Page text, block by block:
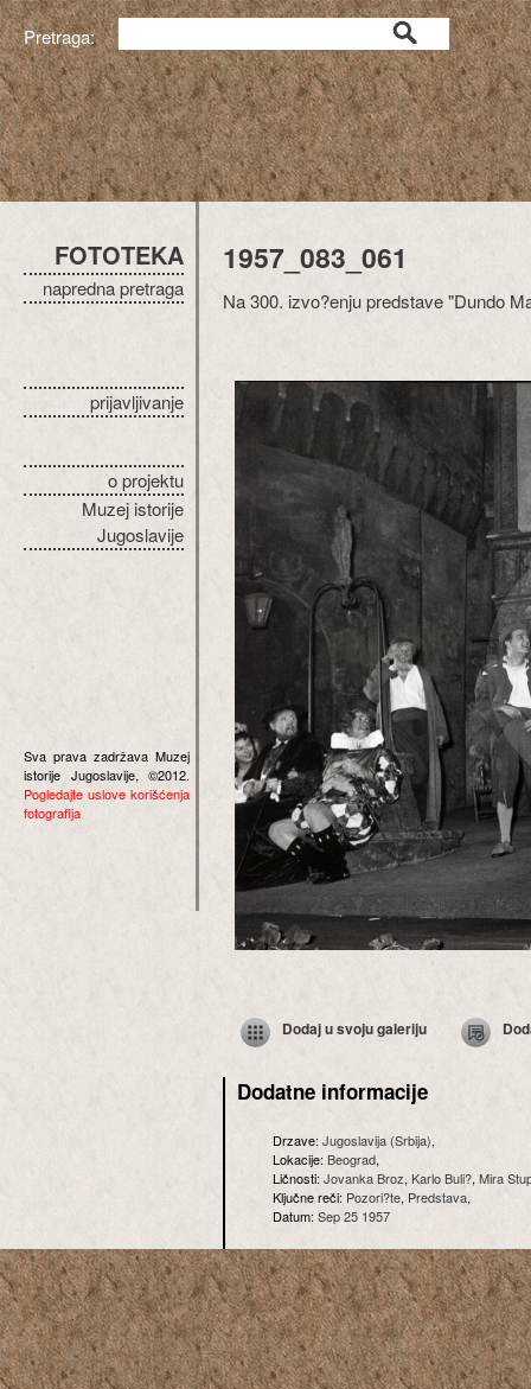
Pretraga:
FOTOTEKA
napredna pretraga
prijavljivanje
o projektu
Muzej istorije
Jugoslavije
Sva prava zadržava Muzej
istorije Jugoslavije, ©2012.
Pogledajte uslove korišćenja
fotografija
1957_083_061
Na 300. izvo?enju predstave "Dundo
Dodaj u svoju galeriju
Dodatne informacije
Drzave:Jugoslavija (Srbija),
Lokacije:Beograd,
Ličnosti:Jovanka Broz, Karlo Buli?, Mira
Ključne reči: Pozori?te, Predstava,
Datum:Sep 25 1957